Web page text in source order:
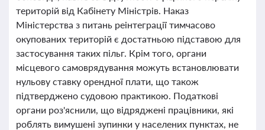
територій від Кабінету Міністрів. Наказ
Міністерства з питань реінтеграції тимчасово
окупованих територій є достатньою підставою для
застосування таких пільг. Крім того, органи
місцевого самоврядування можуть встановлювати
нульову ставку орендної плати, що також
підтверджено судовою практикою. Податкові
органи роз'яснили, що відряджені працівники, які
роблять вимушені зупинки у населених пунктах, не